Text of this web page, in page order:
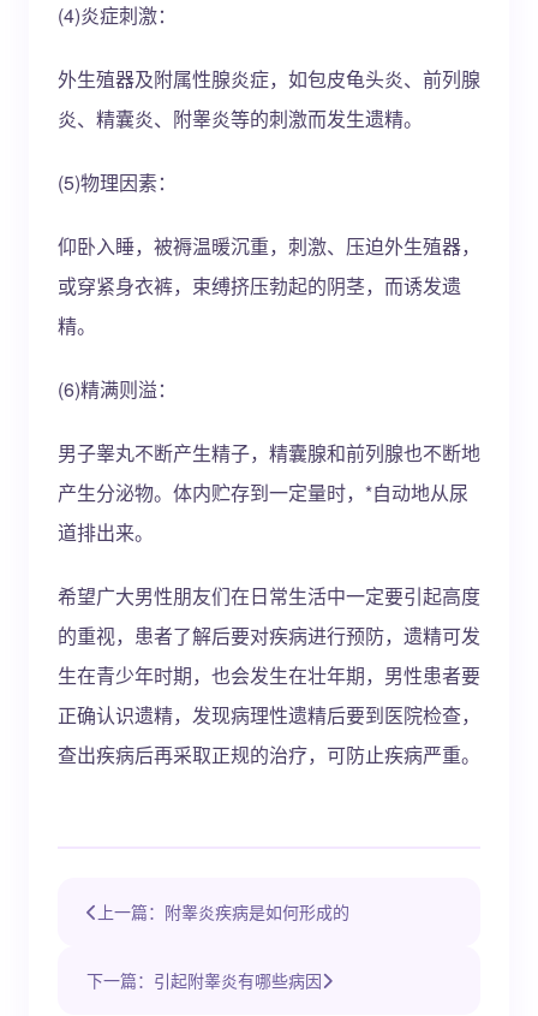
(4)炎症刺激：
外生殖器及附属性腺炎症，如包皮龟头炎、前列腺
炎、精囊炎、附睾炎等的刺激而发生遗精。
(5)物理因素：
仰卧入睡，被褥温暖沉重，刺激、压迫外生殖器，
或穿紧身衣裤，束缚挤压勃起的阴茎，而诱发遗
精。
(6)精满则溢：
男子睾丸不断产生精子，精囊腺和前列腺也不断地
产生分泌物。体内贮存到一定量时，*自动地从尿
道排出来。
希望广大男性朋友们在日常生活中一定要引起高度
的重视，患者了解后要对疾病进行预防，遗精可发
生在青少年时期，也会发生在壮年期，男性患者要
正确认识遗精，发现病理性遗精后要到医院检查，
查出疾病后再采取正规的治疗，可防止疾病严重。
上一篇：附睾炎疾病是如何形成的
下一篇：引起附睾炎有哪些病因